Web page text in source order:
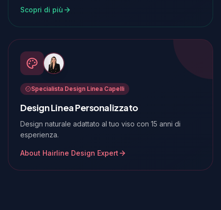
Scopri di più
Specialista Design Linea Capelli
Design Linea Personalizzato
Design naturale adattato al tuo viso con 15 anni di
esperienza.
About Hairline Design Expert